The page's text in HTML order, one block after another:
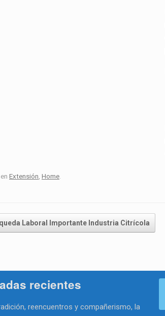
Extensión, Home.
de artículos
Laboral Importante Industria Citrícola
recientes
reencuentros y compañerismo, la